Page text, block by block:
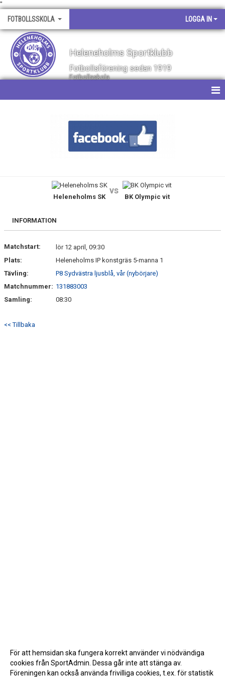
"
FOTBOLLSSKOLA LOGGA IN
Heleneholms Sportklubb
Fotbollsförening sedan 1919
Fotbollsskola
DOKUMENT
Heleneholms SK
vs
BK Olympic vit
INFORMATION
Matchstart:
lör 12 april, 09:30
Plats:
Heleneholms IP konstgräs 5-manna 1
Tävling:
P8 Sydvästra ljusblå, vår (nybörjare)
Matchnummer: 131883003
Samling:
08:30
<< Tillbaka
För att hemsidan ska fungera korrekt använder vi nödvändiga
cookies från SportAdmin. Dessa går inte att stänga av.
Föreningen kan också använda frivilliga cookies, t.ex. för statistik